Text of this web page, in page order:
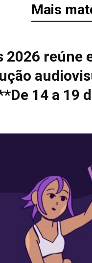
Mais
2026 reúne
14 a 19